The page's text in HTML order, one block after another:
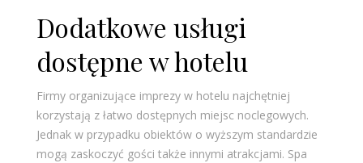
Dodatkowe usługi
dostępne w hotelu
Firmy organizujące imprezy w hotelu najchętniej
korzystają z łatwo dostępnych miejsc noclegowych.
Jednak w przypadku obiektów o wyższym standardzie
mogą zaskoczyć gości także innymi atrakcjami. Spa